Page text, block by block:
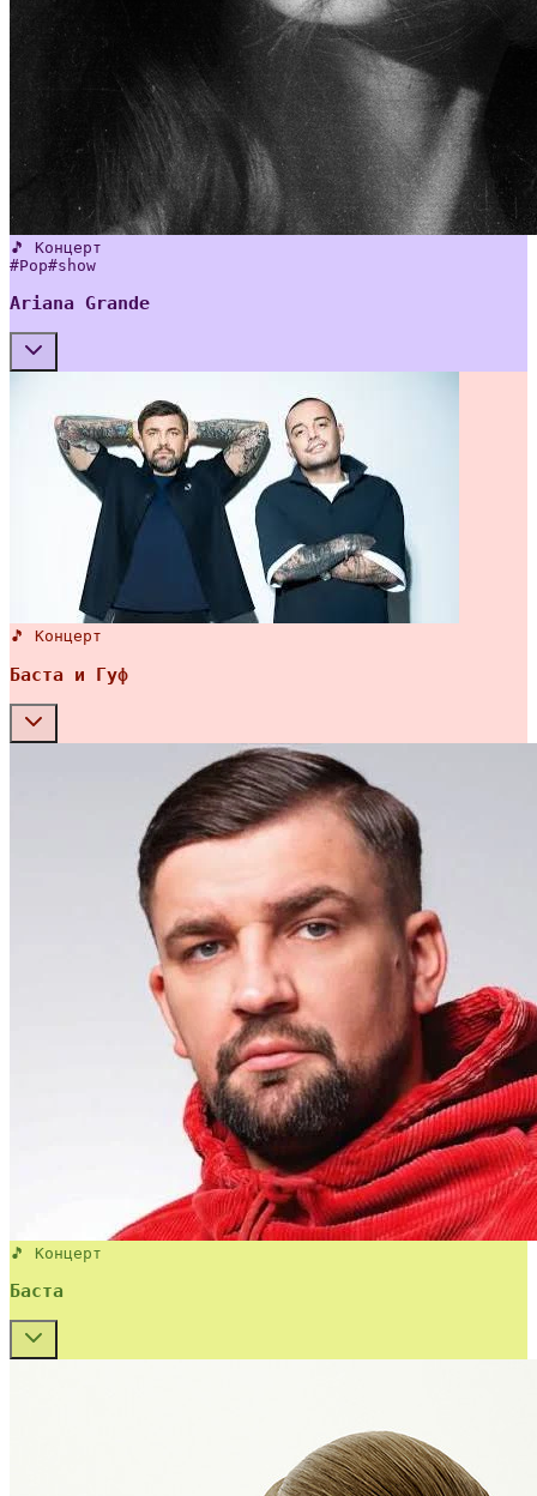
🎵 Концерт
#Pop#show
Ariana Grande
🎵 Концерт
Баста и Гуф
🎵 Концерт
Баста